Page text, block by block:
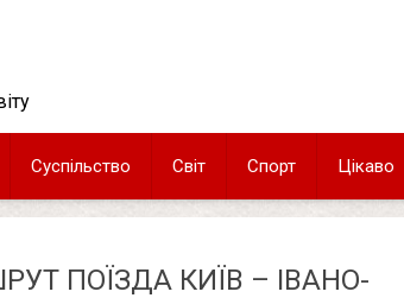
Суспільство Світ Спорт Цікаво
ПОЇЗДА КИЇВ – ІВАНО-